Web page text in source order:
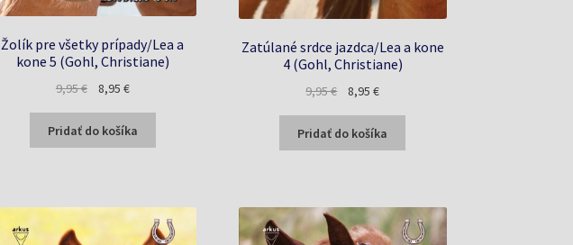
Žolík pre všetky prípady/Lea a
kone 5 (Gohl, Christiane)
9,95€
Pôvodná
bola:
9,95 €.
8,95 €Aktuálna
je:
8,95 €.
Pridať do košíka
Zatúlané srdce jazdca/Lea a kone
4 (Gohl, Christiane)
9,95€
Pôvodná
bola:
9,95 €.
8,95€Aktuálna
je:
8,95 €.
Pridať do košíka